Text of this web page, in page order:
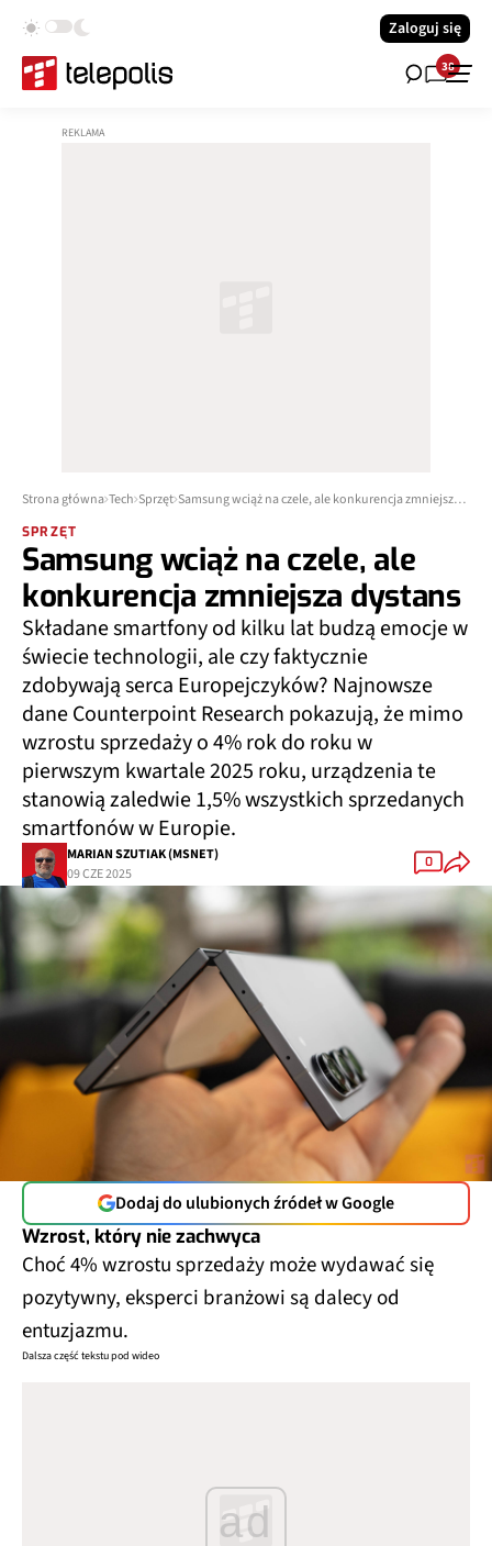
Zaloguj się
38
Strona główna Tech Sprzęt Samsung wciąż na czele, ale konkurencja zmniejsza dystans
SPRZĘT
Samsung wciąż na czele, ale
konkurencja zmniejsza dystans
Składane smartfony od kilku lat budzą emocje w
świecie technologii, ale czy faktycznie
zdobywają serca Europejczyków? Najnowsze
dane Counterpoint Research pokazują, że mimo
wzrostu sprzedaży o 4% rok do roku w
pierwszym kwartale 2025 roku, urządzenia te
stanowią zaledwie 1,5% wszystkich sprzedanych
smartfonów w Europie.
MARIAN SZUTIAK (MSNET)
09 CZE 2025
0
Dodaj do ulubionych źródeł w Google
Wzrost, który nie zachwyca
Choć 4% wzrostu sprzedaży może wydawać się
pozytywny, eksperci branżowi są dalecy od
entuzjazmu.
Dalsza część tekstu pod wideo
ad